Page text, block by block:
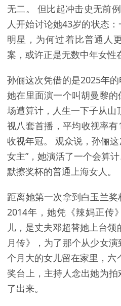
无二。 但比起冲击史无前
人开始讨论她43岁的状态
明星，为何过着比普通人
案，或许正是无数中年女性
孙俪这次凭借的是2025年的
她在里面演一个叫胡曼黎
场遭算计，人生一下子从山
视八套首播，平均收视率
收视年冠。 观众说，孙俪这
女主”，她演活了一个会算
默擦奖杯的普通上海女人。
距离她第一次拿到白玉兰奖
2014年，她凭《辣妈正传
儿，是丈夫邓超替她上台
月传》，为了那个从少女
个月大的女儿留在家里，六
奖台上，主持人念出她为
了出来。